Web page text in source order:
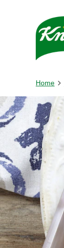
Skip to:
Home